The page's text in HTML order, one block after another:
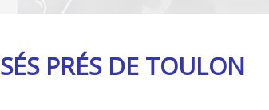
PRÉS DE TOULON